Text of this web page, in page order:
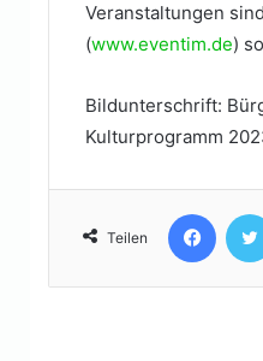
Veranstaltungen
(www.eventim.de)
Bildunterschrift:
Kulturprogramm
Teilen